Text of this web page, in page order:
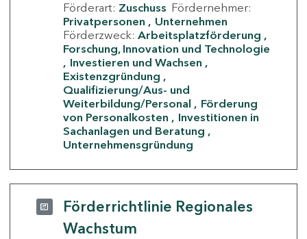
Förderart: Zuschuss Fördernehmer:
Privatpersonen
Unternehmen
Förderzweck: Arbeitsplatzförderung
Forschung, Innovation und Technologie
Investieren und Wachsen
Existenzgründung
Qualifizierung/Aus- und
Weiterbildung/Personal
Förderung
von Personalkosten
Investitionen in
Sachanlagen und Beratung
Unternehmensgründung
Förderrichtlinie Regionales
Wachstum